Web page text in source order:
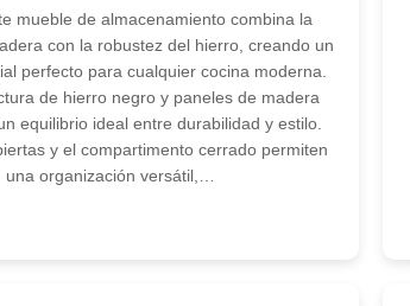
mueble de almacenamiento combina la
con la robustez del hierro, creando un
perfecto para cualquier cocina moderna.
de hierro negro y paneles de madera
equilibrio ideal entre durabilidad y estilo.
y el compartimento cerrado permiten
una organización versátil,…